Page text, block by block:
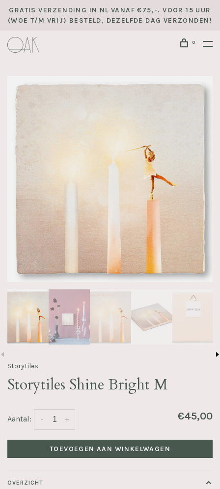
GRATIS VERZENDING IN NL VANAF €75,-. VOOR 15 UUR
(WOE T/M VRIJ) BESTELD, DEZELFDE DAG VERZONDEN!
0
Storytiles
Storytiles Shine Bright M
Aantal: +
- €45,00
TOEVOEGEN AAN WINKELWAGEN
OVERZICHT